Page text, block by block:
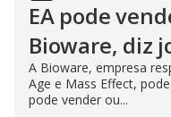
EA pode
Bioware, diz
A Bioware, empresa
Age e Mass Effect,
pode vender ou...